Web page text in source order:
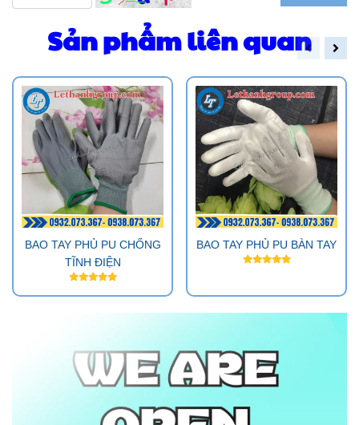
Sản phẩm liên quan
BAO TAY PHỦ PU CHỐNG
TĨNH ĐIỆN
BAO TAY PHỦ PU BÀN TAY